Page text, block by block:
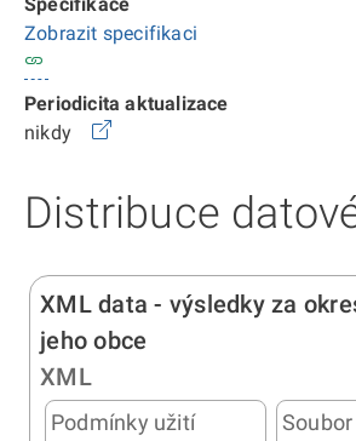
Zobrazit specifikaci
Periodicita aktualizace
nikdy
Distribuce
XML data - výsledky za
jeho obce
XML
Podmínky užití